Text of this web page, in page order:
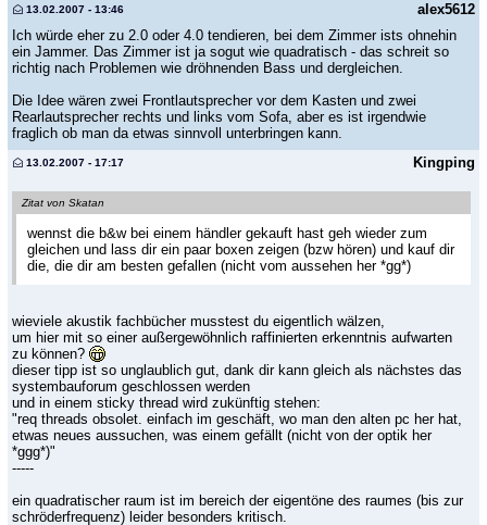
alex5612
13.02.2007 - 13:46
Ich würde eher zu 2.0 oder 4.0 tendieren, bei dem Zimmer ists ohnehin
ein Jammer. Das Zimmer ist ja sogut wie quadratisch - das schreit so
richtig nach Problemen wie dröhnenden Bass und dergleichen.
Die Idee wären zwei Frontlautsprecher vor dem Kasten und zwei
Rearlautsprecher rechts und links vom Sofa, aber es ist irgendwie
fraglich ob man da etwas sinnvoll unterbringen kann.
Kingping
13.02.2007 - 17:17
Zitat von Skatan
wennst die b&w bei einem händler gekauft hast geh wieder zum
gleichen und lass dir ein paar boxen zeigen (bzw hören) und kauf dir
die, die dir am besten gefallen (nicht vom aussehen her *gg*)
wieviele akustik fachbücher musstest du eigentlich wälzen,
um hier mit so einer außergewöhnlich raffinierten erkenntnis aufwarten
zu können?
dieser tipp ist so unglaublich gut, dank dir kann gleich als nächstes das
systembauforum geschlossen werden
und in einem sticky thread wird zukünftig stehen:
"req threads obsolet. einfach im geschäft, wo man den alten pc her hat,
etwas neues aussuchen, was einem gefällt (nicht von der optik her
*ggg*)"
-----
ein quadratischer raum ist im bereich der eigentöne des raumes (bis zur
schröderfrequenz) leider besonders kritisch.